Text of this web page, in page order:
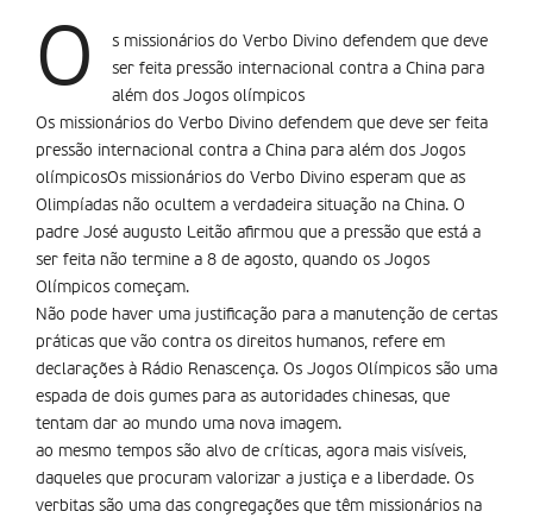
O
s missionários do Verbo Divino defendem que deve
ser feita pressão internacional contra a China para
além dos Jogos olímpicos
Os missionários do Verbo Divino defendem que deve ser feita
pressão internacional contra a China para além dos Jogos
olímpicosOs missionários do Verbo Divino esperam que as
Olimpíadas não ocultem a verdadeira situação na China. O
padre José augusto Leitão afirmou que a pressão que está a
ser feita não termine a 8 de agosto, quando os Jogos
Olímpicos começam.
Não pode haver uma justificação para a manutenção de certas
práticas que vão contra os direitos humanos, refere em
declarações à Rádio Renascença. Os Jogos Olímpicos são uma
espada de dois gumes para as autoridades chinesas, que
tentam dar ao mundo uma nova imagem.
ao mesmo tempos são alvo de críticas, agora mais visíveis,
daqueles que procuram valorizar a justiça e a liberdade. Os
verbitas são uma das congregações que têm missionários na